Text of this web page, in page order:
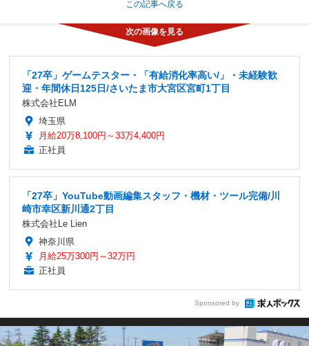
この記事へ戻る
「27卒」ゲームテスター・「有給消化率高い/」・未経験歓
迎・年間休日125日/さいたま市大宮区宮町1丁目
株式会社ELM
埼玉県
月給20万8,100円～33万4,400円
正社員
「27卒」YouTube動画編集スタッフ・機材・ツール完備/川
崎市幸区新川通2丁目
株式会社Le Lien
神奈川県
月給25万300円～32万円
正社員
Sponsored by